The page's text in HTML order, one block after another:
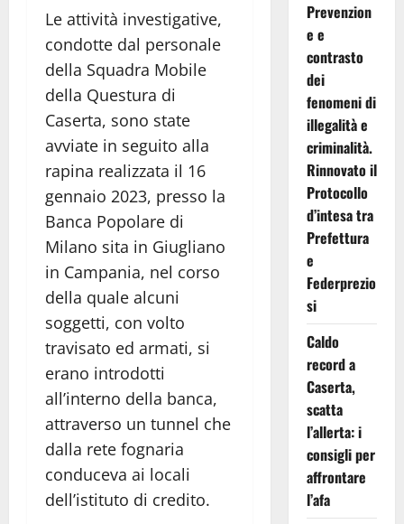
Le attività investigative,
condotte dal personale
della Squadra Mobile
della Questura di
Caserta, sono state
avviate in seguito alla
rapina realizzata il 16
gennaio 2023, presso la
Banca Popolare di
Milano sita in Giugliano
in Campania, nel corso
della quale alcuni
soggetti, con volto
travisato ed armati, si
erano introdotti
all’interno della banca,
attraverso un tunnel che
dalla rete fognaria
conduceva ai locali
dell’istituto di credito.
Prevenzion
e e
contrasto
dei
fenomeni di
illegalità e
criminalità.
Rinnovato il
Protocollo
d’intesa tra
Prefettura
e
Federprezio
si
Caldo
record a
Caserta,
scatta
l’allerta: i
consigli per
affrontare
l’afa